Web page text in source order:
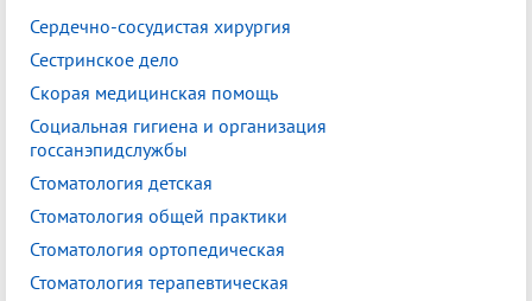
Сердечно-сосудистая хирургия
Сестринское дело
Скорая медицинская помощь
Социальная гигиена и организация
госсанэпидслужбы
Стоматология детская
Стоматология общей практики
Стоматология ортопедическая
Стоматология терапевтическая